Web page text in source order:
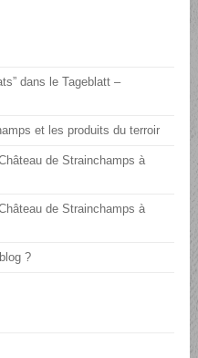
dans le Tageblatt –
et les produits du terroir
de Strainchamps à
de Strainchamps à
?